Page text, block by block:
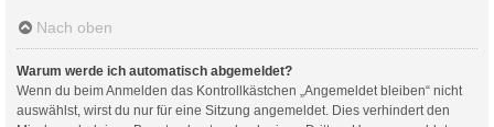
Nach oben
Warum werde ich automatisch abgemeldet?
Wenn du beim Anmelden das Kontrollkästchen „Angemeldet bleiben“ nicht
auswählst, wirst du nur für eine Sitzung angemeldet. Dies verhindert den